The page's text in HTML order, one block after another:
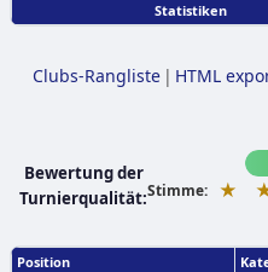
Statistiken
Clubs-Rangliste | HTML
Bewertung der
Turnierqualität:Stimme:
★
Position